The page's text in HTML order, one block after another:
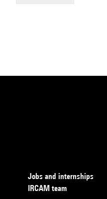
Jobs and internships
IRCAM team